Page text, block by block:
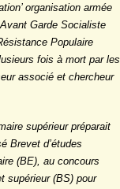
organisation armée
Garde Socialiste
Populaire
fois à mort par les
associé et chercheur
supérieur préparait
Brevet d’études
(BE), au concours
supérieur (BS) pour